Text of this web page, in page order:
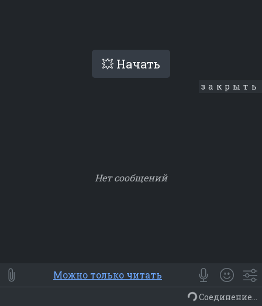
💥 Начать
закрыть
Нет сообщений
⭐ Мои Smile
😀 Emoji
Смайлики
Люди Животные Еда Объекты
Можно только читать
Соединение...